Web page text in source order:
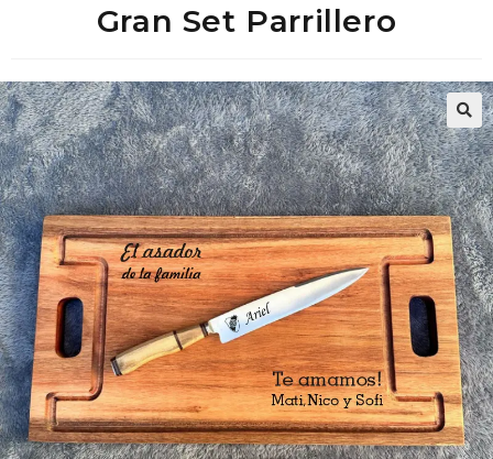
Gran Set Parrillero